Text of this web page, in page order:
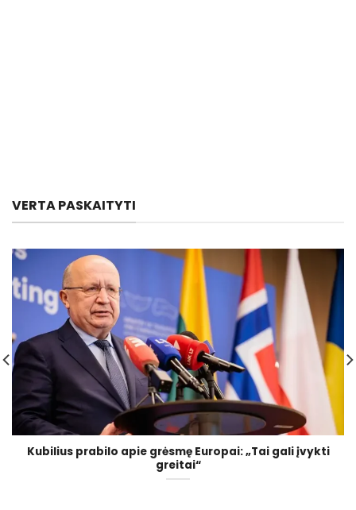
VERTA PASKAITYTI
Kubilius prabilo apie grėsmę Europai: „Tai gali įvykti
greitai“